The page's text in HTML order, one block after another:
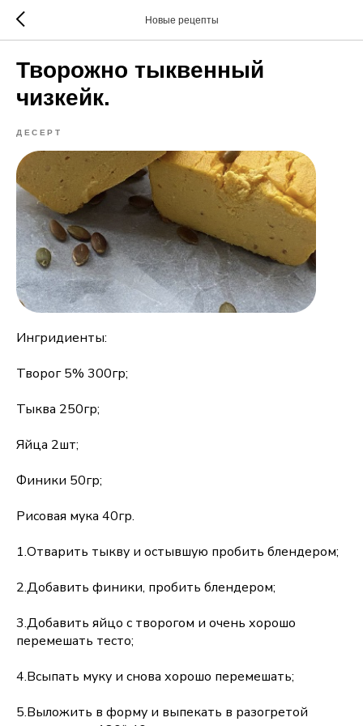
Новые рецепты
Творожно тыквенный
чизкейк.
ДЕСЕРТ
Ингридиенты:
Творог 5% 300гр;
Тыква 250гр;
Яйца 2шт;
Финики 50гр;
Рисовая мука 40гр.
1.Отварить тыкву и остывшую пробить блендером;
2.Добавить финики, пробить блендером;
3.Добавить яйцо с творогом и очень хорошо
перемешать тесто;
4.Всыпать муку и снова хорошо перемешать;
5.Выложить в форму и выпекать в разогретой